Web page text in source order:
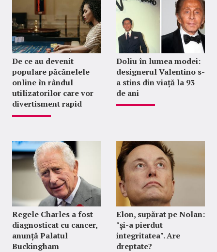
De ce au devenit
populare păcănelele
online în rândul
utilizatorilor care vor
divertisment rapid
Doliu în lumea modei:
designerul Valentino s-
a stins din viață la 93
de ani
Regele Charles a fost
diagnosticat cu cancer,
anunță Palatul
Buckingham
Elon, supărat pe Nolan:
"şi-a pierdut
integritatea". Are
dreptate?